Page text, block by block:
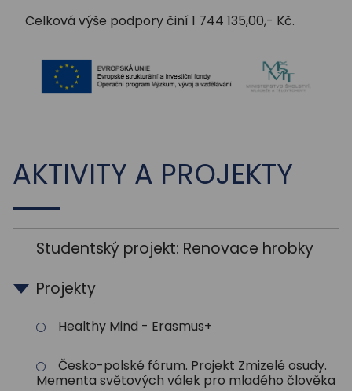
Celková výše podpory činí 1 744 135,00,- Kč.
AKTIVITY A PROJEKTY
Studentský projekt: Renovace hrobky
Projekty
Healthy Mind - Erasmus+
Česko-polské fórum. Projekt Zmizelé osudy.
Mementa světových válek pro mladého člověka